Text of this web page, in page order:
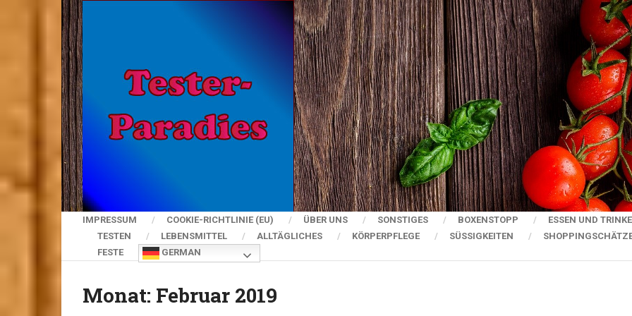
IMPRESSUM COOKIE-RICHTLINIE (EU) ÜBER UNS SONSTIGES BOXENSTOPP
ESSEN UND
TESTEN
LEBENSMITTEL ALLTÄGLICHES KÖRPERPFLEGE SÜSSIGKEITEN
FESTE
GERMAN
Monat: Februar 2019